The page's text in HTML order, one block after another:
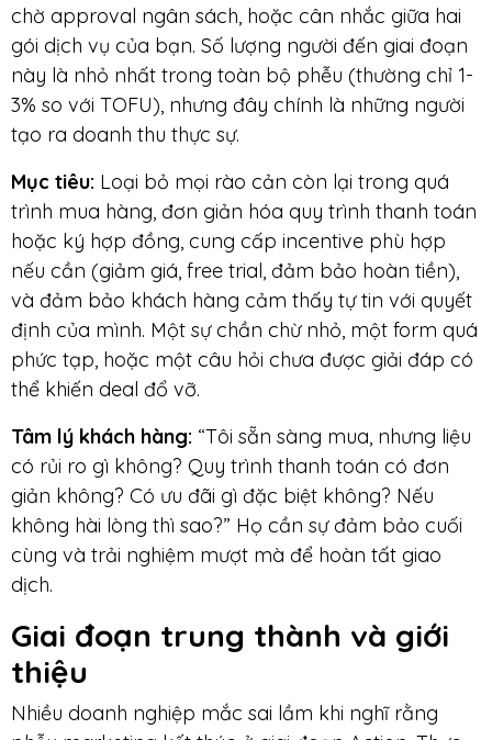
chờ approval ngân sách, hoặc cân nhắc giữa hai
gói dịch vụ của bạn. Số lượng người đến giai đoạn
này là nhỏ nhất trong toàn bộ phễu (thường chỉ 1-
3% so với TOFU), nhưng đây chính là những người
tạo ra doanh thu thực sự.
Mục tiêu: Loại bỏ mọi rào cản còn lại trong quá
trình mua hàng, đơn giản hóa quy trình thanh toán
hoặc ký hợp đồng, cung cấp incentive phù hợp
nếu cần (giảm giá, free trial, đảm bảo hoàn tiền),
và đảm bảo khách hàng cảm thấy tự tin với quyết
định của mình. Một sự chần chừ nhỏ, một form quá
phức tạp, hoặc một câu hỏi chưa được giải đáp có
thể khiến deal đổ vỡ.
Tâm lý khách hàng: “Tôi sẵn sàng mua, nhưng liệu
có rủi ro gì không? Quy trình thanh toán có đơn
giản không? Có ưu đãi gì đặc biệt không? Nếu
không hài lòng thì sao?” Họ cần sự đảm bảo cuối
cùng và trải nghiệm mượt mà để hoàn tất giao
dịch.
Giai đoạn trung thành và giới
thiệu
Nhiều doanh nghiệp mắc sai lầm khi nghĩ rằng